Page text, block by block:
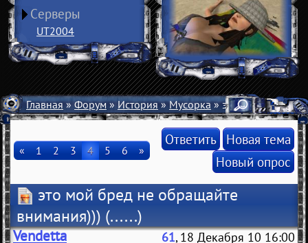
Серверы
UT2004
Главная»Форум»История»Мусорка» это мой бред не
« 1 2 3 4 5 6 »
Ответить Новая тема
Новый опрос
это мой бред не обращайте
внимания))) (......)
Vendetta 61, 18 Декабря 10 16:00